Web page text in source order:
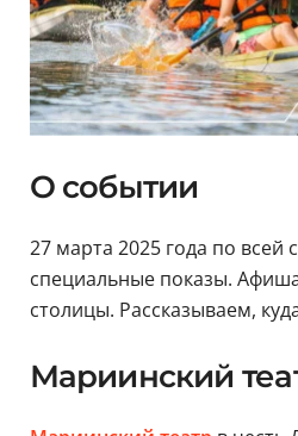
О событии
27 марта 2025 года по всей
специальные показы.
столицы. Рассказываем,
Мариинский